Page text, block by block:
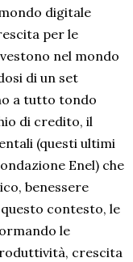
digitale
per le
nel mondo
di un set
a tutto tondo
di credito, il
(questi ultimi
Enel) che
benessere
contesto, le
le
crescita